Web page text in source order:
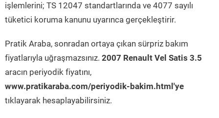
işlemlerini; TS 12047 standartlarında ve 4077 sayılı
tüketici koruma kanunu uyarınca gerçekleştirir.
Pratik Araba, sonradan ortaya çıkan sürpriz bakım
fiyatlarıyla uğraşmazsınız. 2007 Renault Vel Satis 3.5
aracın periyodik fiyatını,
www.pratikaraba.com/periyodik-bakim.html'ye
tıklayarak hesaplayabilirsiniz.